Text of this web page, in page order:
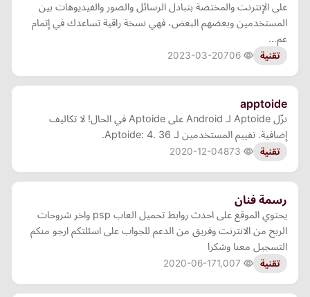
على الإنترنت والمختصة بتبادل الرسائل والصور والفيديوهات بين
المستخدمين وبعضهم البعض، فهي نسخة راقية تساعدك في إتمام
عم…
تقنية 2023-03-20
apptoide
نزّل Aptoide لـ Android على Aptoide في الحال! لا تكاليف
إضافية. تقييم المستخدمين لـ Aptoide: 4. 36.
تقنية 2020-12-04
رسمة فنان
يحتوي الموقع على احدث روابط تحميل العاب psp واخر شروحات
الربح من الانترنت وفريق من الدعم للجواب على اسئلتكم ارجو منكم
التسجيل معنا وشكرا
تقنية 2020-06-17